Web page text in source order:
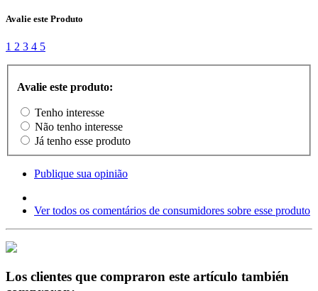
Avalie este Produto
1 2 3 4 5
Avalie este produto:
Tenho interesse
Não tenho interesse
Já tenho esse produto
Publique sua opinião
Ver todos os comentários de consumidores sobre esse produto
Los clientes que compraron este artículo también